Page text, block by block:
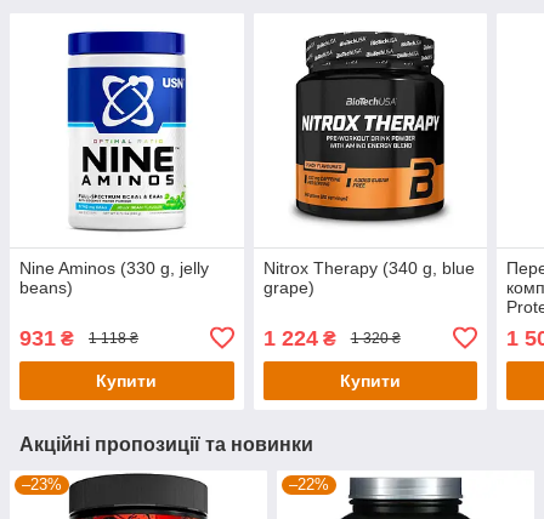
Nine Aminos (330 g, jelly
beans)
931 ₴ 1 118 ₴
Купити
Nitrox Therapy (340 g, blue
grape)
1 224₴ 1 320 ₴
Купити
1
Акційні пропозиції та новинки
–23% –22%